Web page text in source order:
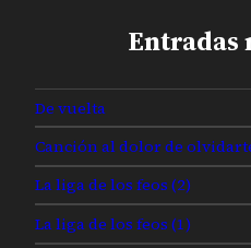
Entradas
De vuelta
Canción al dolor de
La liga de los feos (2)
La liga de los feos (1)